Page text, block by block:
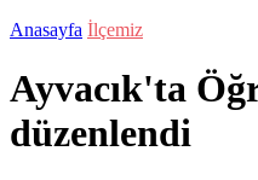
Anasayfa İlçemiz
Ayvacık'ta
düzenlendi